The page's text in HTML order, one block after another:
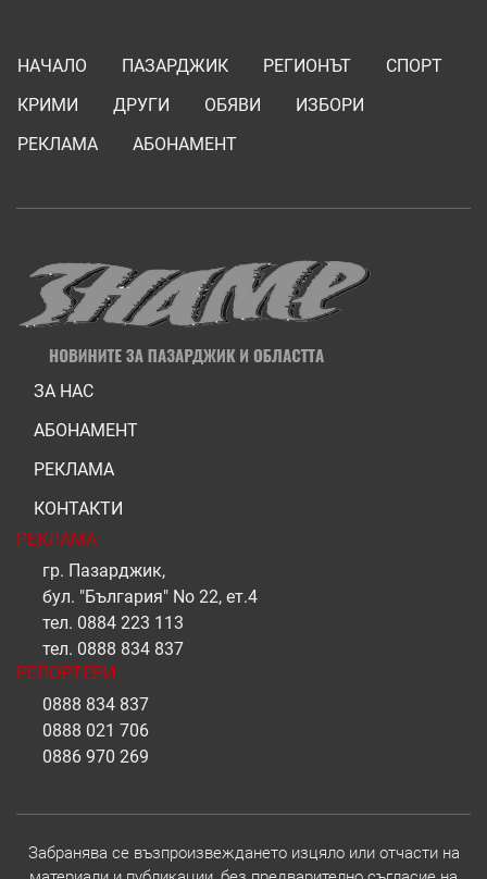
НАЧАЛО ПАЗАРДЖИК РЕГИОНЪТ
СПОРТ
КРИМИ
ДРУГИ ОБЯВИ
ИЗБОРИ
РЕКЛАМА
АБОНАМЕНТ
ЗА НАС
АБОНАМЕНТ
РЕКЛАМА
КОНТАКТИ
РЕКЛАМА
гр. Пазарджик,
бул. "България" No 22, ет.4
тел. 0884 223 113
тел. 0888 834 837
РЕПОРТЕРИ
0888 834 837
0888 021 706
0886 970 269
Забранява се възпроизвеждането изцяло или отчасти на